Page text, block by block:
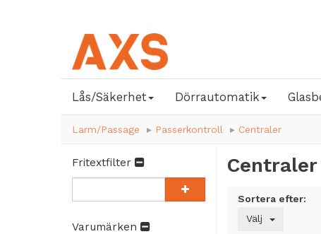
Lås/Säkerhet Dörrautomatik
Larm/Passage Passerkontroll Centraler
Fritextfilter
Varumärken
Centraler
Sortera efter:
Välj